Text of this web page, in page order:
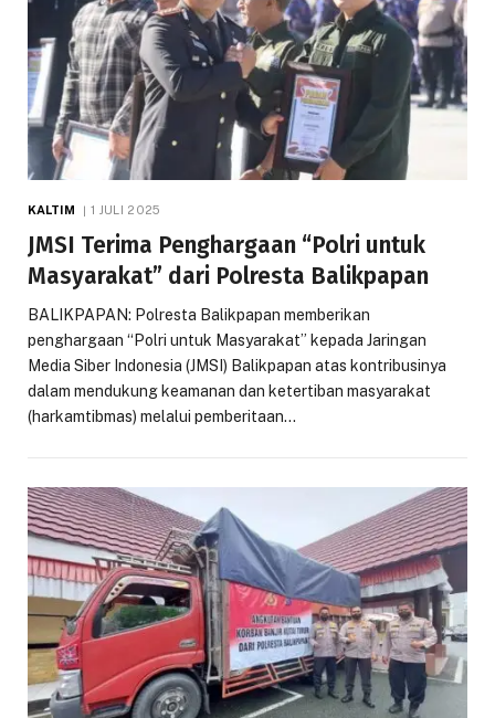
KALTIM 1 JULI 2025
JMSI Terima Penghargaan “Polri untuk
Masyarakat” dari Polresta Balikpapan
BALIKPAPAN: Polresta Balikpapan memberikan
penghargaan “Polri untuk Masyarakat” kepada Jaringan
Media Siber Indonesia (JMSI) Balikpapan atas kontribusinya
dalam mendukung keamanan dan ketertiban masyarakat
(harkamtibmas) melalui pemberitaan…